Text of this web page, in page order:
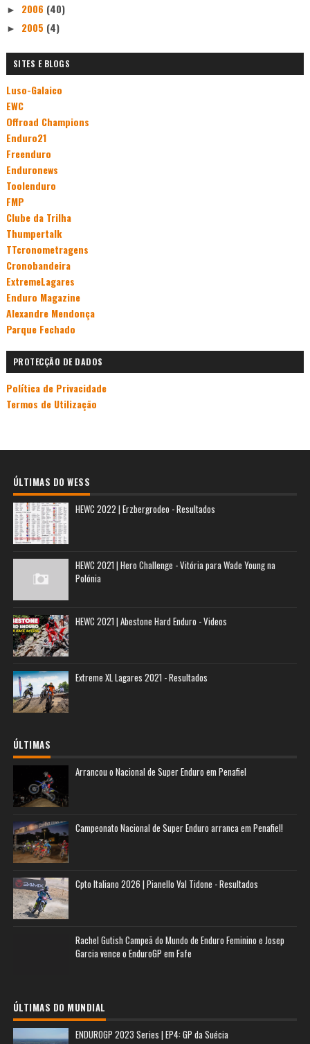
► 2006 (40)
► 2005 (4)
SITES E BLOGS
Luso-Galaico
EWC
Offroad Champions
Enduro21
Freenduro
Enduronews
Toolenduro
FMP
Clube da Trilha
Thumpertalk
TTcronometragens
Cronobandeira
ExtremeLagares
Enduro Magazine
Alexandre Mendonça
Parque Fechado
PROTECÇÃO DE DADOS
Política de Privacidade
Termos de Utilização
ÚLTIMAS DO WESS
HEWC 2022 | Erzbergrodeo - Resultados
HEWC 2021 | Hero Challenge - Vitória para Wade Young na
Polónia
HEWC 2021 | Abestone Hard Enduro - Videos
Extreme XL Lagares 2021 - Resultados
ÚLTIMAS
Arrancou o Nacional de Super Enduro em Penafiel
Campeonato Nacional de Super Enduro arranca em Penafiel!
Cpto Italiano 2026 | Pianello Val Tidone - Resultados
Rachel Gutish Campeã do Mundo de Enduro Feminino e Josep
Garcia vence o EnduroGP em Fafe
ÚLTIMAS DO MUNDIAL
ENDUROGP 2023 Series | EP4: GP da Suécia